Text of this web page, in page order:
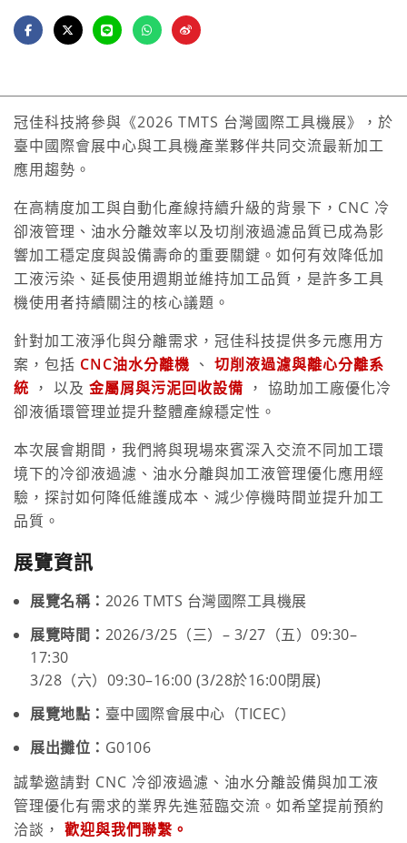
冠佳科技將參與《2026 TMTS 台灣國際工具機展》，於
臺中國際會展中心與工具機產業夥伴共同交流最新加工
應用趨勢。
在高精度加工與自動化產線持續升級的背景下，CNC 冷
卻液管理、油水分離效率以及切削液過濾品質已成為影
響加工穩定度與設備壽命的重要關鍵。如何有效降低加
工液污染、延長使用週期並維持加工品質，是許多工具
機使用者持續關注的核心議題。
針對加工液淨化與分離需求，冠佳科技提供多元應用方
案，包括 CNC油水分離機 、 切削液過濾與離心分離系
統 ， 以及 金屬屑與污泥回收設備 ， 協助加工廠優化冷
卻液循環管理並提升整體產線穩定性。
本次展會期間，我們將與現場來賓深入交流不同加工環
境下的冷卻液過濾、油水分離與加工液管理優化應用經
驗，探討如何降低維護成本、減少停機時間並提升加工
品質。
展覽資訊
展覽名稱： 2026 TMTS 台灣國際工具機展
展覽時間： 2026/3/25（三）– 3/27（五）09:30–
17:30
3/28（六）09:30–16:00 (3/28於16:00閉展)
展覽地點： 臺中國際會展中心（TICEC）
展出攤位： G0106
誠摯邀請對 CNC 冷卻液過濾、油水分離設備與加工液
管理優化有需求的業界先進蒞臨交流。如希望提前預約
洽談， 歡迎與我們聯繫。